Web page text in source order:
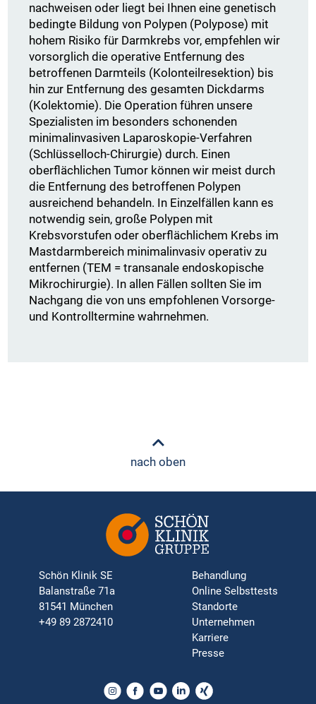
nachweisen oder liegt bei Ihnen eine genetisch
bedingte Bildung von Polypen (Polypose) mit
hohem Risiko für Darmkrebs vor, empfehlen wir
vorsorglich die operative Entfernung des
betroffenen Darmteils (Kolonteilresektion) bis
hin zur Entfernung des gesamten Dickdarms
(Kolektomie). Die Operation führen unsere
Spezialisten im besonders schonenden
minimalinvasiven Laparoskopie-Verfahren
(Schlüsselloch-Chirurgie) durch. Einen
oberflächlichen Tumor können wir meist durch
die Entfernung des betroffenen Polypen
ausreichend behandeln. In Einzelfällen kann es
notwendig sein, große Polypen mit
Krebsvorstufen oder oberflächlichem Krebs im
Mastdarmbereich minimalinvasiv operativ zu
entfernen (TEM = transanale endoskopische
Mikrochirurgie). In allen Fällen sollten Sie im
Nachgang die von uns empfohlenen Vorsorge-
und Kontrolltermine wahrnehmen.
nach oben
Schön Klinik SE
Balanstraße 71a
81541 München
+49 89 2872410
Behandlung
Online Selbsttests
Standorte
Unternehmen
Karriere
Presse